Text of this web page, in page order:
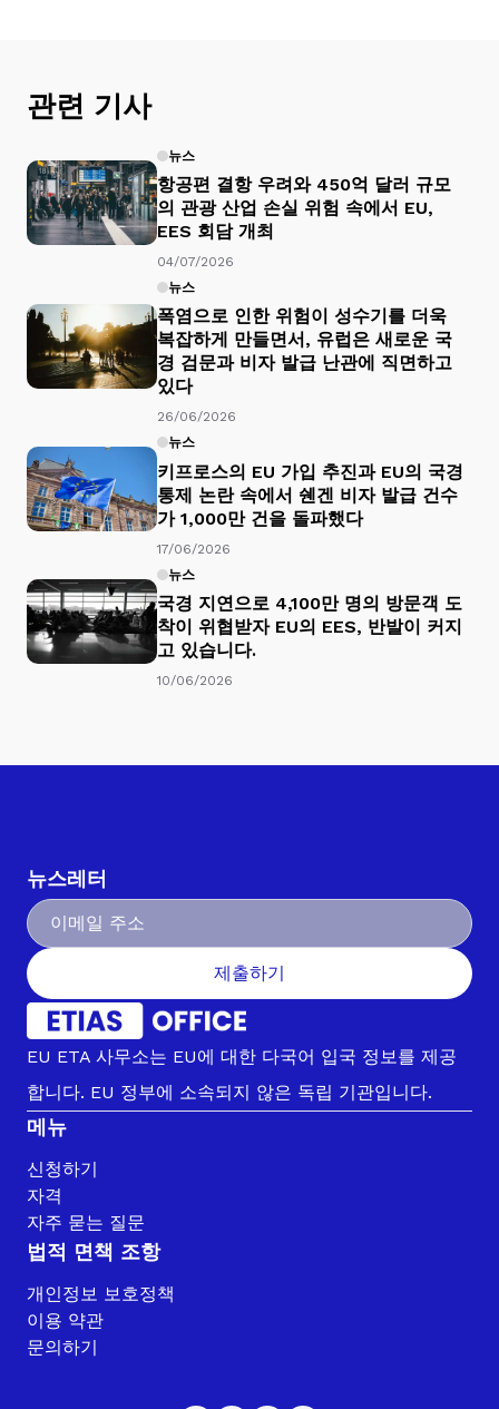
관련 기사
뉴스
항공편 결항 우려와 450억 달러 규모
의 관광 산업 손실 위험 속에서 EU,
EES 회담 개최
04/07/2026
뉴스
폭염으로 인한 위험이 성수기를 더욱
복잡하게 만들면서, 유럽은 새로운 국
경 검문과 비자 발급 난관에 직면하고
있다
26/06/2026
뉴스
키프로스의 EU 가입 추진과 EU의 국경
통제 논란 속에서 쉔겐 비자 발급 건수
가 1,000만 건을 돌파했다
17/06/2026
뉴스
국경 지연으로 4,100만 명의 방문객 도
착이 위협받자 EU의 EES, 반발이 커지
고 있습니다.
10/06/2026
뉴스레터
제출하기
EU ETA 사무소는 EU에 대한 다국어 입국 정보를 제공
합니다. EU 정부에 소속되지 않은 독립 기관입니다.
메뉴
신청하기
자격
자주 묻는 질문
법적 면책 조항
개인정보 보호정책
이용 약관
문의하기